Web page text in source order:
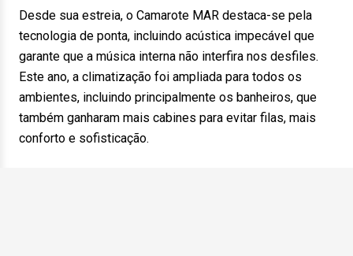
Desde sua estreia, o Camarote MAR destaca-se pela
tecnologia de ponta, incluindo acústica impecável que
garante que a música interna não interfira nos desfiles.
Este ano, a climatização foi ampliada para todos os
ambientes, incluindo principalmente os banheiros, que
também ganharam mais cabines para evitar filas, mais
conforto e sofisticação.